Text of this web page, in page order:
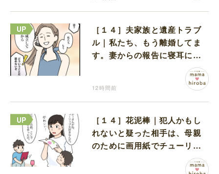
［１４］夫家族と遺産トラブ
ル｜私たち、もう離婚してま
す。妻からの報告に寝耳に水
12時間前
［１４］花泥棒｜犯人かもし
れないと疑った相手は、母親
のために画用紙でチューリッ
プを作っていただけだった